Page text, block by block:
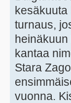
kesäkuuta
turnaus,
kantaa
Stara
vuonna.